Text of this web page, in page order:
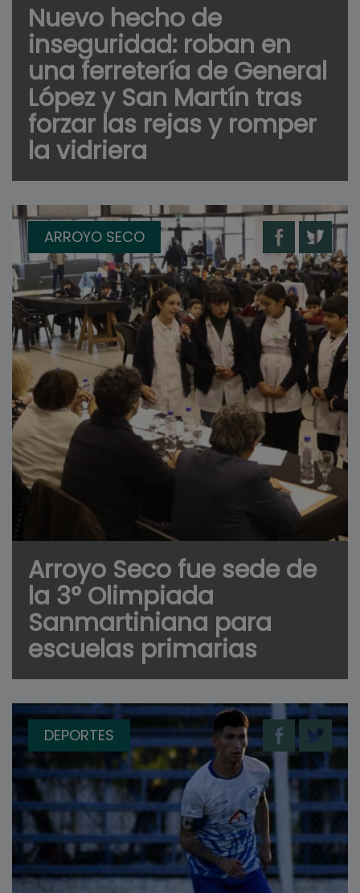
Nuevo hecho de
inseguridad: roban en
una ferretería de General
López y San Martín tras
forzar las rejas y romper
la vidriera
ARROYO SECO
Arroyo Seco fue sede de
la 3° Olimpiada
Sanmartiniana para
escuelas primarias
DEPORTES